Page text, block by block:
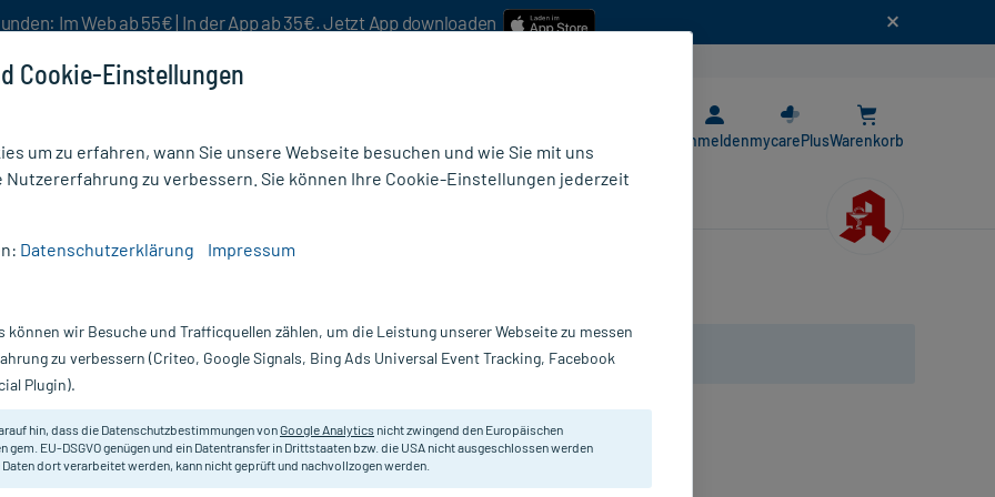
Im Web ab 55€ | In der App ab 35€. Jetzt App downloaden
AnmeldenmycarePlusWarenkorb
Nur für kurze Zeit:Gratis-Versand* ab 19€ Mindestbestellwert!
Zur Linderung von Entzugssymptomen bei Alkoholikern.
Darreichung:
Infusionslösungs- Konzentrat
Cookie-Einstellungen
um zu erfahren, wann Sie unsere Webseite besuchen und wie Sie mit uns
Nutzererfahrung zu verbessern. Sie können Ihre Cookie-Einstellungen jederzeit
Datenschutzerklärung Impressum
können wir Besuche und Trafficquellen zählen, um die Leistung unserer Webseite zu messen
zu verbessern (Criteo, Google Signals, Bing Ads Universal Event Tracking, Facebook
Plugin).
hin, dass die Datenschutzbestimmungen vonGoogle Analytics nicht zwingend den Europäischen
gem. EU-DSGVO genügen und ein Datentransfer in Drittstaaten bzw. die USA nicht ausgeschlossen werden
Daten dort verarbeitet werden, kann nicht geprüft und nachvollzogen werden.